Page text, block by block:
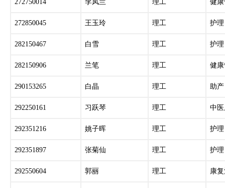
272750014 李凤兰 理工 健
272850045 王玉玲 理工 护理
282150467 白雪 理工 护理
282150906 兰笔 理工 健
290153265 白晶 理工 助产
292250161 习跃琴 理工 中
292351216 姚子晖 理工 护理
292351897 张菊仙 理工 护理
292550604 郭丽 理工 康